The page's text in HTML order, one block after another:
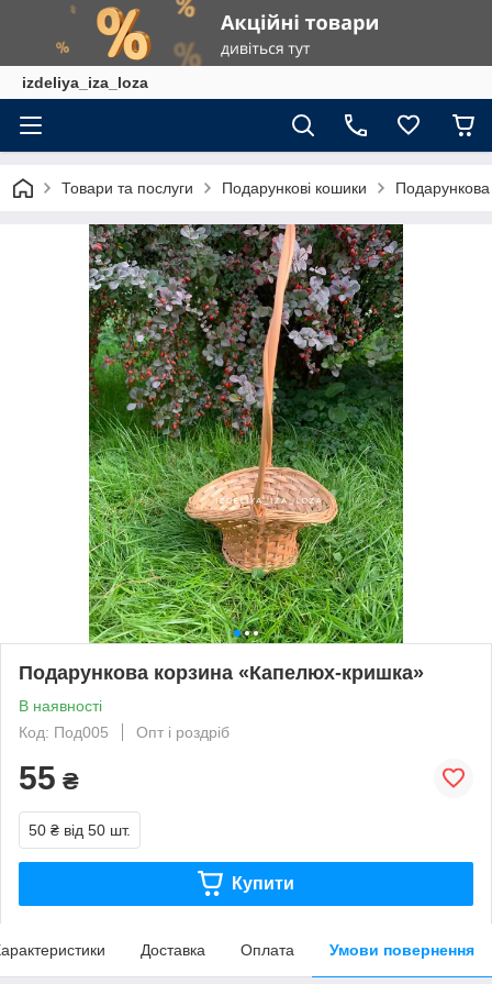
izdeliya_iza_loza
Товари та послуги Подарункові кошики
Подарункова корзина «Капелюх-кришка»
В наявності
Код: Под005
Опт і роздріб
55 ₴
50 ₴ від 50 шт.
Купити
Доставка Оплата Умови повернення